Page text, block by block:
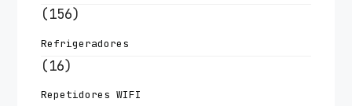
(156)
Refrigeradores
(16)
Repetidores WIFI